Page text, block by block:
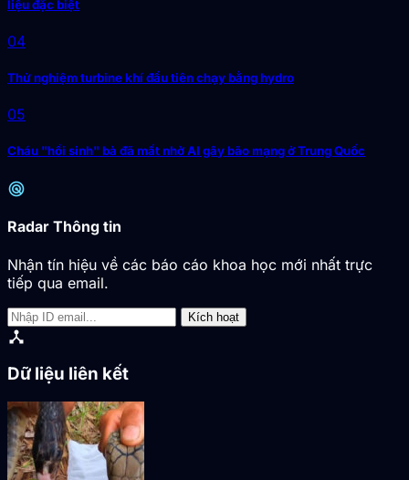
liệu đặc biệt
04
Thử nghiệm turbine khí đầu tiên chạy bằng hydro
05
Cháu "hồi sinh" bà đã mất nhờ AI gây bão mạng ở Trung Quốc
radar
Radar Thông tin
Nhận tín hiệu về các báo cáo khoa học mới nhất trực
tiếp qua email.
Kích hoạt
device_hub
Dữ liệu liên kết